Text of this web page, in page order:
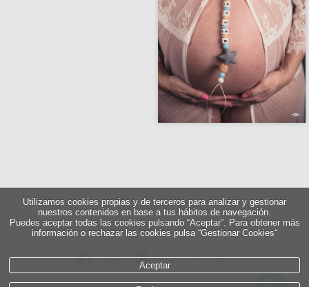
5∞
Utilizamos cookies propias y de terceros para analizar y gestionar
nuestros contenidos en base a tus hábitos de navegación.
Puedes aceptar todas las cookies pulsando “Aceptar”. Para obtener más
información o rechazar las cookies pulsa “Gestionar Cookies“
Aceptar